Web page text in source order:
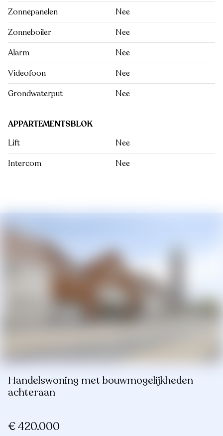
Zonnepanelen
Nee
Zonneboiler
Nee
Alarm
Nee
Videofoon
Nee
Grondwaterput
Nee
APPARTEMENTSBLOK
Lift
Nee
Intercom
Nee
Handelswoning met bouwmogelijkheden
achteraan
€ 420.000